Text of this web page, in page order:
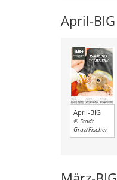
April-BIG
April-BIG
© Stadt
Graz/Fischer